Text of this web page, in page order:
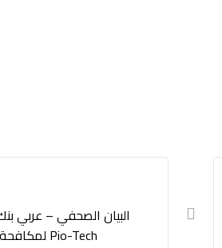
البيان الصحفي – عربي
Pio-Tech لمكافحة غسل الأموال وتقييم المخاطر